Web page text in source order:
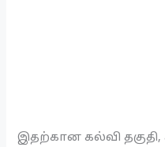
இதற்கான கல்வி